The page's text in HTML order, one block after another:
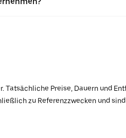
Preise, Dauern und
zu Referenzzwecken und sind